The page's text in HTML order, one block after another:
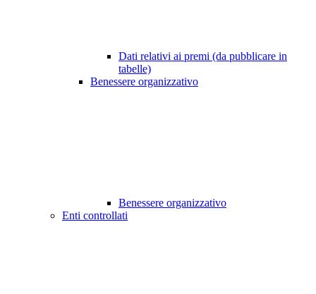
Dati relativi ai premi (da pubblicare in
tabelle)
Benessere organizzativo
Benessere organizzativo
Enti controllati